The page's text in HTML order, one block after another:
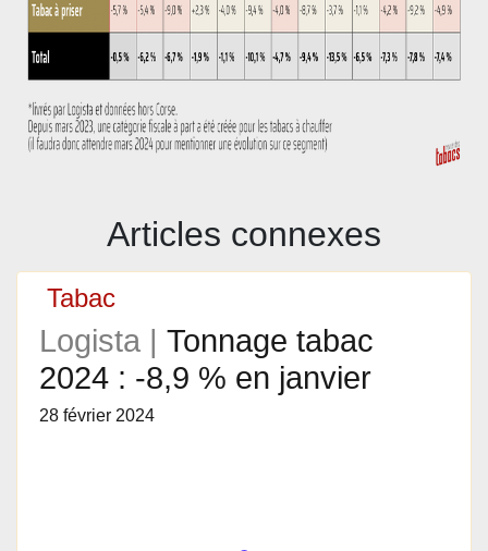
Articles connexes
Tabac
Logista | Tonnage tabac
2024 : -8,9 % en janvier
28 février 2024